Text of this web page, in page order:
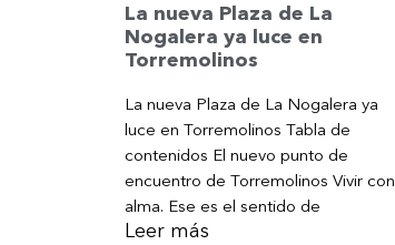
La nueva Plaza de La
Nogalera ya luce en
Torremolinos
La nueva Plaza de La Nogalera ya
luce en Torremolinos Tabla de
contenidos El nuevo punto de
encuentro de Torremolinos Vivir con
alma. Ese es el sentido de
Leer más